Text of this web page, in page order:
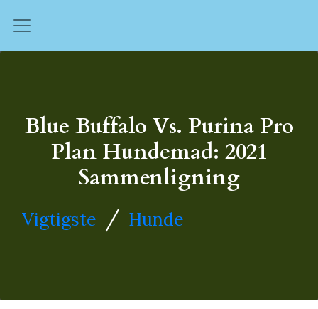
Blue Buffalo Vs. Purina Pro
Plan Hundemad: 2021
Sammenligning
Vigtigste / Hunde